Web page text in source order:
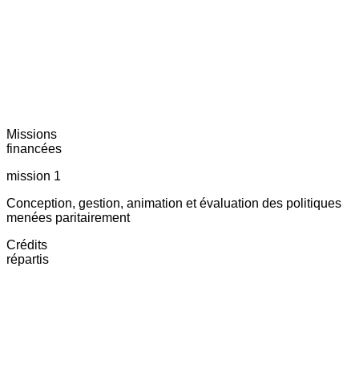
Missions
financées
mission 1
Conception, gestion, animation et évaluation des politiques
menées paritairement
Crédits
répartis